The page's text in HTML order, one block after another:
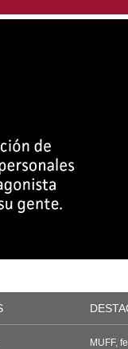
MUFF,